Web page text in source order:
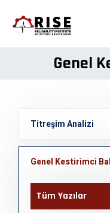
Genel
Titreşim Analizi
Genel Kestirimci
Tüm Yazılar